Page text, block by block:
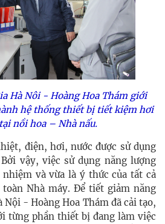
Hà Nôi - Hoàng Hoa Thám giới
hệ thống thiết bị tiết kiệm hơi
nồi hoa – Nhà nấu.
điện, hơi, nước được sử dụng
vậy, việc sử dụng năng lượng
và vừa là ý thức của tất cả
Nhà máy. Để tiết giảm năng
Nội - Hoàng Hoa Thám đã cải tạo,
từng phần thiết bị đang làm việc